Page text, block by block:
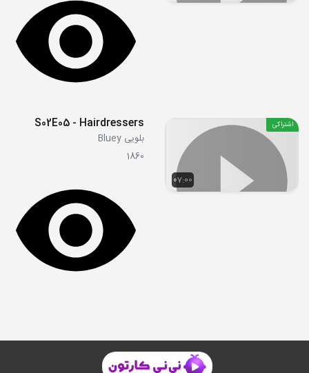
07:00
اشتراکی S02E05 - Hairdressers
بلویی Bluey
1860